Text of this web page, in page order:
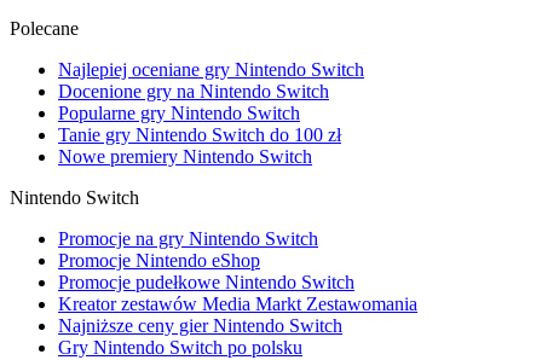
Polecane
Najlepiej oceniane gry Nintendo Switch
Docenione gry na Nintendo Switch
Popularne gry Nintendo Switch
Tanie gry Nintendo Switch do 100 zł
Nowe premiery Nintendo Switch
Nintendo Switch
Promocje na gry Nintendo Switch
Promocje Nintendo eShop
Promocje pudełkowe Nintendo Switch
Kreator zestawów Media Markt Zestawomania
Najniższe ceny gier Nintendo Switch
Gry Nintendo Switch po polsku